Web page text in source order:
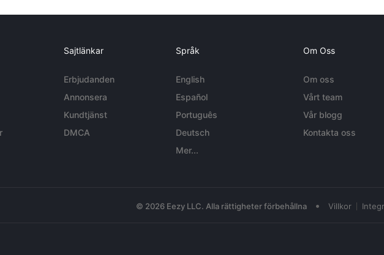
Sajtlänkar
Erbjudanden
Annonsera
Kundtjänst
DMCA
Språk
English
Español
Português
Deutsch
Mer...
Om Oss
Om oss
Vårt team
Vår blogg
Kontakta oss
© 2026 Eezy LLC. Alla rättigheter förbehållna • Villkor